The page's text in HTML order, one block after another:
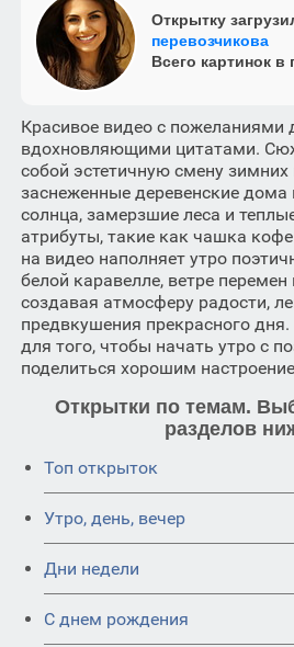
Открытку
перевозчикова
Всего картинок в
Красивое видео с пожеланиями
вдохновляющими цитатами.
собой эстетичную смену зимних
заснеженные деревенские дома
солнца, замерзшие леса и
атрибуты, такие как чашка
на видео наполняет утро
белой каравелле, ветре
создавая атмосферу радости,
предвкушения прекрасного
для того, чтобы начать утро с
поделиться хорошим
Открытки по темам.
разделов
Топ открыток
Утро, день, вечер
Дни недели
C днем рождения